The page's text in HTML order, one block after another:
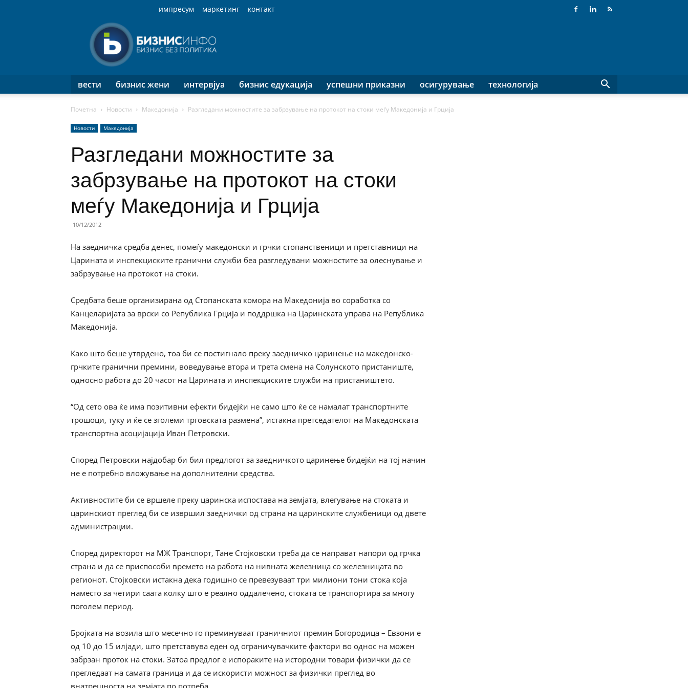
импресум маркетинг
контакт
Инфо
вести бизнис жени интервјуа бизнис едукација успешни приказни осигурување технологија
Почетна Новости Македонија Разгледани можностите за забрзување на протокот на стоки меѓу Македонија и Грција
Новости Македонија
Разгледани можностите за
забрзување на протокот на стоки
меѓу Македонија и Грција
10/12/2012
На заедничка средба денес, помеѓу македонски и грчки стопанственици и претставници на
Царината и инспекциските гранични служби беа разгледувани можностите за олеснување и
забрзување на протокот на стоки.
Средбата беше организирана од Стопанската комора на Македонија во соработка со
Канцеларијата за врски со Република Грција и поддршка на Царинската управа на Република
Македонија.
Како што беше утврдено, тоа би се постигнало преку заедничко царинење на македонско-
грчките гранични премини, воведување втора и трета смена на Солунското пристаниште,
односно работа до 20 часот на Царината и инспекциските служби на пристаништето.
“Од сето ова ќе има позитивни ефекти бидејќи не само што ќе се намалат транспортните
трошоци, туку и ќе се зголеми трговската размена”, истакна претседателот на Македонската
транспортна асоцијација Иван Петровски.
Според Петровски најдобар би бил предлогот за заедничкото царинење бидејќи на тој начин
не е потребно вложување на дополнителни средства.
Активностите би се вршеле преку царинска испостава на земјата, влегување на стоката и
царинскиот преглед би се извршил заеднички од страна на царинските службеници од двете
администрации.
Според директорот на МЖ Транспорт, Тане Стојковски треба да се направат напори од грчка
страна и да се приспособи времето на работа на нивната железница со железницата во
регионот. Стојковски истакна дека годишно се превезуваат три милиони тони стока која
наместо за четири саата колку што е реално оддалечено, стоката се транспортира за многу
поголем период.
Бројката на возила што месечно го преминуваат граничниот премин Богородица – Евзони е
од 10 до 15 илјади, што претставува еден од ограничувачките фактори во однос на можен
забрзан проток на стоки. Затоа предлог е испораките на истородни товари физички да се
прегледаат на самата граница и да се искористи можност за физички преглед во
внатрешноста на земјата по потреба.